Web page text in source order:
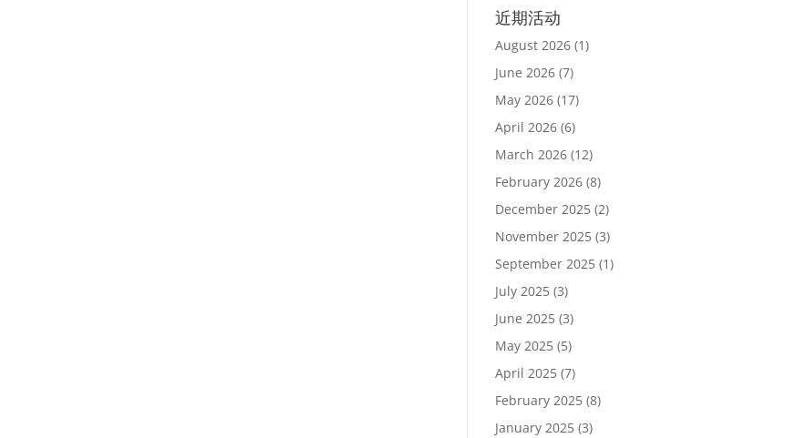
近期活动
August 2026 (1)
June 2026 (7)
May 2026 (17)
April 2026 (6)
March 2026 (12)
February 2026 (8)
December 2025 (2)
November 2025 (3)
September 2025 (1)
July 2025 (3)
June 2025 (3)
May 2025 (5)
April 2025 (7)
February 2025 (8)
January 2025 (3)